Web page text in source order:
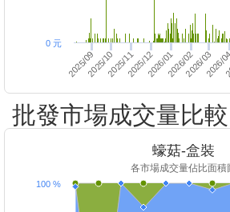
2025/092025/102025/112025/122026/012026/022026/032026/
0 元
批發市場成交量比較
蠔菇-盒裝
各市場成交量佔比面積
100 %